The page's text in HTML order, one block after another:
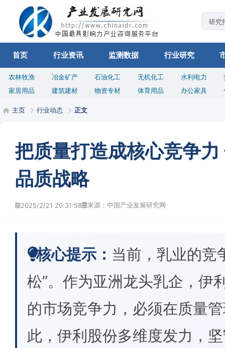
首页 行业资讯 监测数据 行业研究
农林牧渔 冶金矿产 石油化工 无机化工 水利电力
家居用品
建筑建材 物资专材 体育用品 办公家具
主页 行业动态 正文
把质量打造成核心竞争
品质战略
2025/2/21 20:31:58 来源：中国产业发展研究网
核心提示： 当前，乳业的竞
松”。作为亚洲龙头乳企，伊
的市场竞争力，必须在质量
此，伊利股份多维度发力，